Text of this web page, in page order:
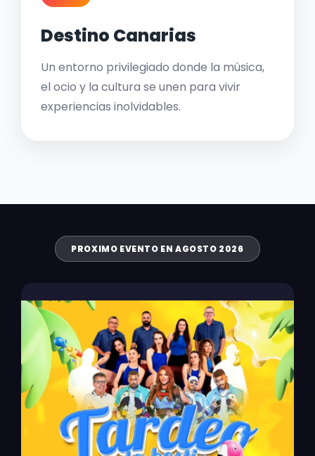
Destino Canarias
Un entorno privilegiado donde la música,
el ocio y la cultura se unen para vivir
experiencias inolvidables.
PROXIMO EVENTO EN AGOSTO 2026